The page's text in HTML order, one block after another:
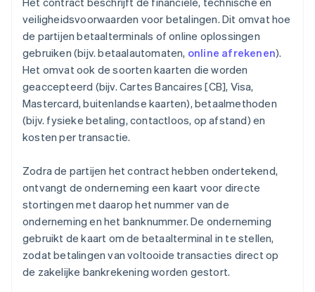
veiligheidsvoorwaarden voor betalingen. Dit omvat hoe
de partijen betaalterminals of online oplossingen
gebruiken (bijv. betaalautomaten, online afrekenen).
Het omvat ook de soorten kaarten die worden
geaccepteerd (bijv. Cartes Bancaires [CB], Visa,
Mastercard, buitenlandse kaarten), betaalmethoden
(bijv. fysieke betaling, contactloos, op afstand) en
kosten per transactie.
Zodra de partijen het contract hebben ondertekend,
ontvangt de onderneming een kaart voor directe
stortingen met daarop het nummer van de
onderneming en het banknummer. De onderneming
gebruikt de kaart om de betaalterminal in te stellen,
zodat betalingen van voltooide transacties direct op
de zakelijke bankrekening worden gestort.